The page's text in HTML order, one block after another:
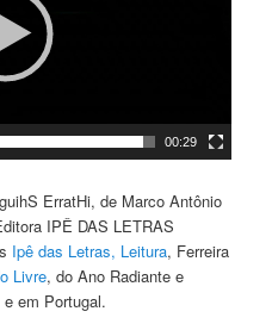
00:29
ErratHi, de Marco Antônio
IPÊ DAS LETRAS
Ipê das Letras, Leitura, Ferreira
Livre, do Ano Radiante e
em Portugal.